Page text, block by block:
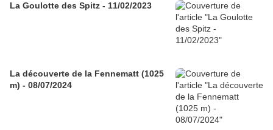
La Goulotte des Spitz - 11/02/2023
La découverte de la Fennematt (1025
m) - 08/07/2024